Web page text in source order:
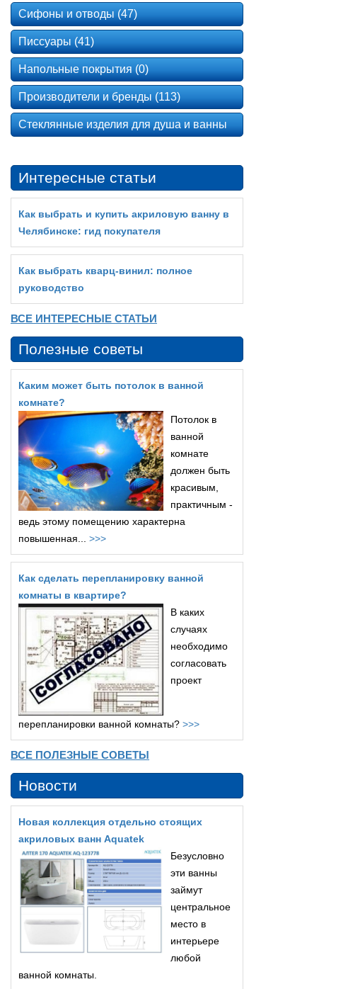
Сифоны и отводы (47)
Писсуары (41)
Напольные покрытия (0)
Производители и бренды (113)
Стеклянные изделия для душа и ванны
Интересные статьи
Как выбрать и купить акриловую ванну в
Челябинске: гид покупателя
Как выбрать кварц‑винил: полное
руководство
ВСЕ ИНТЕРЕСНЫЕ СТАТЬИ
Полезные советы
Каким может быть потолок в ванной
комнате?
Потолок в
ванной
комнате
должен быть
красивым,
практичным -
ведь этому помещению характерна
повышенная... >>>
Как сделать перепланировку ванной
комнаты в квартире?
В каких
случаях
необходимо
согласовать
проект
перепланировки ванной комнаты? >>>
ВСЕ ПОЛЕЗНЫЕ СОВЕТЫ
Новости
Новая коллекция отдельно стоящих
акриловых ванн Aquatek
Безусловно
эти ванны
займут
центральное
место в
интерьере
любой
ванной комнаты.